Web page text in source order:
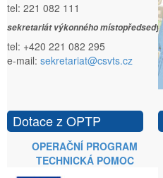
tel: 221 082 111
sekretariát výkonného místopředsedy:
tel: +420 221 082 295
e-mail: sekretariat@csvts.cz
Dotace z OPTP
OPERAČNÍ PROGRAM
TECHNICKÁ POMOC